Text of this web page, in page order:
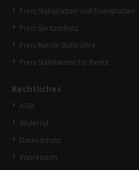
Preis Stahlplatten und Eisenplatten
Preis Spritzschutz
Preis Runde Stahlrohre
Preis Stahlkanten für Beete
Rechtliches
AGB
Widerruf
Datenschutz
Impressum